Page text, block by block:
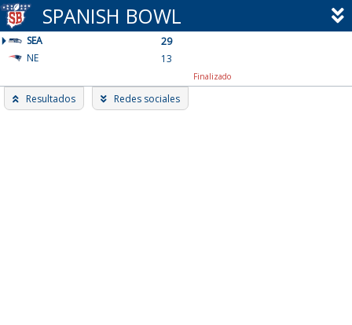
Skip
to
content
SPANISH BOWL
SEA
29
NE
13
Finalizado
Resultados Redes sociales